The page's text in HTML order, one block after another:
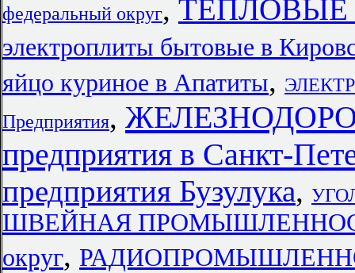
федеральный округ, ТЕПЛОВЫЕ
электроплиты бытовые в
яйцо куриное в Апатиты,
Предприятия,
предприятия в Санкт-
предприятия Бузулука,
ШВЕЙНАЯ ПРОМЫШЛЕННОСТЬ
округ,